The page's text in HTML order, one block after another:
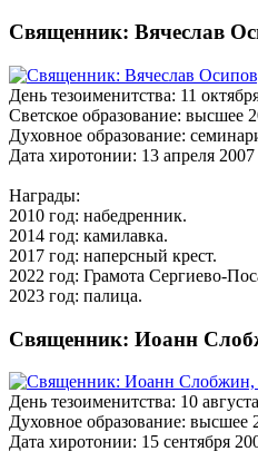
Священник: Вячеслав
День тезоименитства: 11
Светское образование:
Духовное образование:
Дата хиротонии: 13 апреля
Награды:
2010 год: набедренник.
2014 год: камилавка.
2017 год: наперсный крест.
2022 год: Грамота Сергиево-
2023 год: палица.
Священник: Иоанн
День тезоименитства: 10
Духовное образование:
Дата хиротонии: 15 сентября